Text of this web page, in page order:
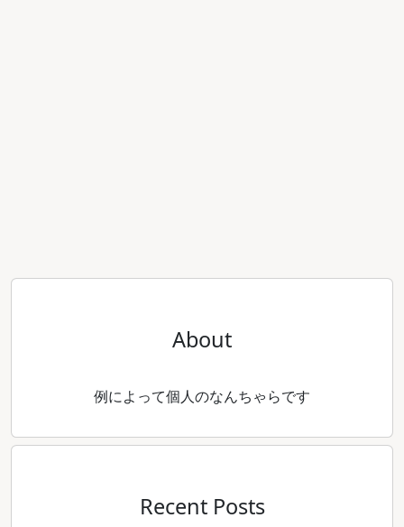
About
例によって個人のなんちゃらです
Recent Posts